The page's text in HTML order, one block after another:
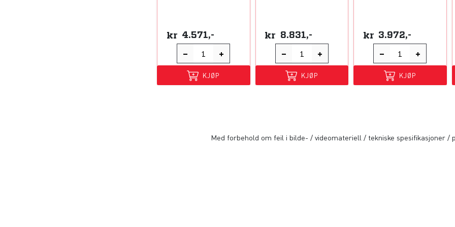
kr 4.571,-
KJØP
kr 8.831,-
KJØP
kr 3.972,-
KJØP
Med forbehold om feil i bilde- / videomateriell / tekniske spesifikasjoner /